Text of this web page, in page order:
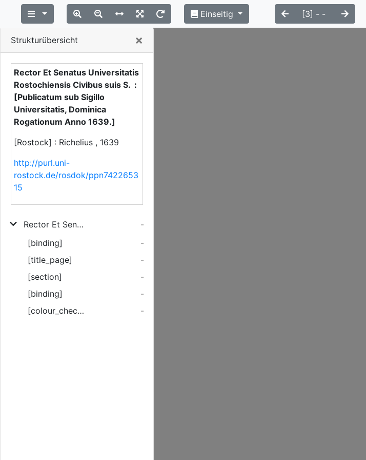
Strukturübersicht ×
Rector Et Senatus Universitatis
Rostochiensis Civibus suis S. :
[Publicatum sub Sigillo
Universitatis, Dominica
Rogationum Anno 1639.]
[Rostock] : Richelius , 1639
http://purl.uni-
rostock.de/rosdok/ppn7422653
15
Rector Et Senatus Universitatis Rostochiensis Civibus suis S.
-
[binding]
-
[title_page]
-
[section]
-
[binding]
-
[colour_checker]
-
Einseitig